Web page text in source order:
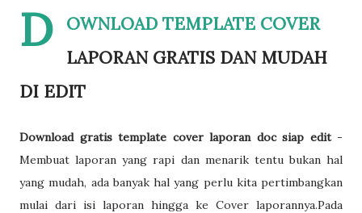
D
OWNLOAD TEMPLATE COVER
LAPORAN GRATIS DAN MUDAH
DI EDIT
Download gratis template cover laporan doc siap edit -
Membuat laporan yang rapi dan menarik tentu bukan hal
yang mudah, ada banyak hal yang perlu kita pertimbangkan
mulai dari isi laporan hingga ke Cover laporannya.Pada